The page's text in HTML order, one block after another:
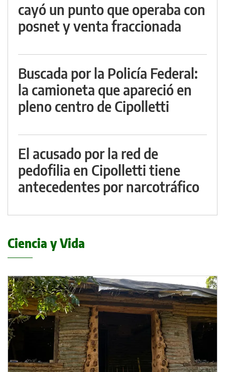
cayó un punto que operaba con
posnet y venta fraccionada
Buscada por la Policía Federal:
la camioneta que apareció en
pleno centro de Cipolletti
El acusado por la red de
pedofilia en Cipolletti tiene
antecedentes por narcotráfico
Ciencia y Vida